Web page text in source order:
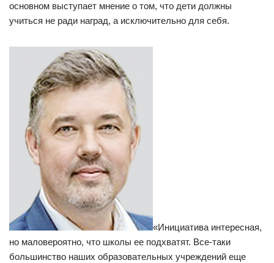
основном выступает мнение о том, что дети должны
учиться не ради наград, а исключительно для себя.
«Инициатива интересная,
но маловероятно, что школы ее подхватят. Все-таки
большинство наших образовательных учреждений еще